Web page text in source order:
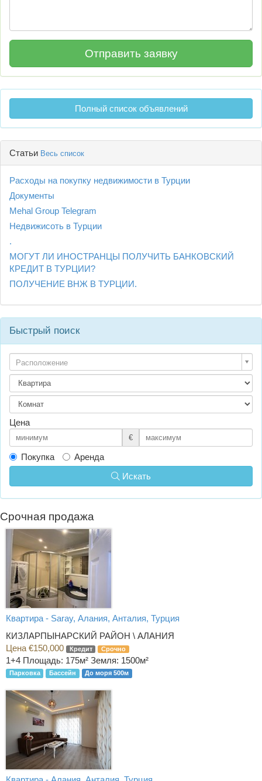
Полный список объявлений
Статьи Весь список
Расходы на покупку недвижимости в Турции
Документы
Mehal Group Telegram
Недвижисоть в Турции
.
МОГУТ ЛИ ИНОСТРАНЦЫ ПОЛУЧИТЬ БАНКОВСКИЙ
КРЕДИТ В ТУРЦИИ?
ПОЛУЧЕНИЕ ВНЖ В ТУРЦИИ.
Быстрый поиск
Расположение
Цена
€
Покупка
Аренда
Искать
Срочная продажа
Квартира - Saray, Алания, Анталия, Турция
КИЗЛАРПЫНАРСКИЙ РАЙОН \ АЛАНИЯ
Цена €150,000
Кредит Срочно
1+4 Площадь: 175м² Земля: 1500м²
Парковка Бассейн До моря 500м